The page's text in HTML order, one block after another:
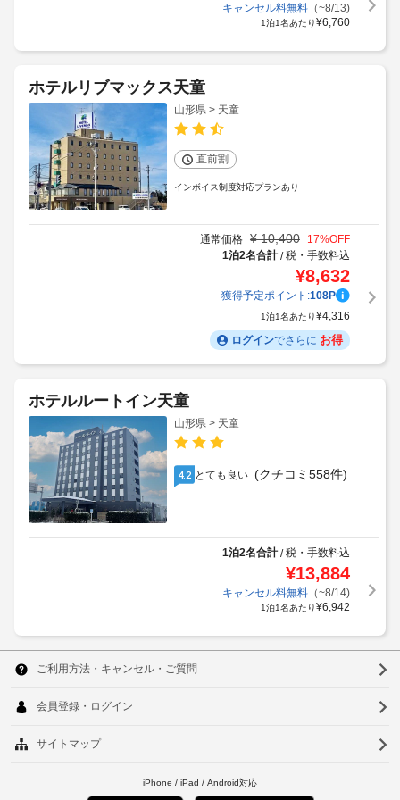
キャンセル料無料（~8/13)
1泊1名あたり¥6,760
ホテルリブマックス天童
山形県 > 天童
直前割
インボイス制度対応プランあり
通常価格 ¥ 10,400 17%OFF
1泊2名合計/税・手数料込
¥8,632
獲得予定ポイント:108P
1泊1名あたり¥4,316
ログインでさらに お得
ホテルルートイン天童
山形県 > 天童
4.2 とても良い (クチコミ558件)
1泊2名合計/税・手数料込
¥13,884
キャンセル料無料（~8/14)
1泊1名あたり¥6,942